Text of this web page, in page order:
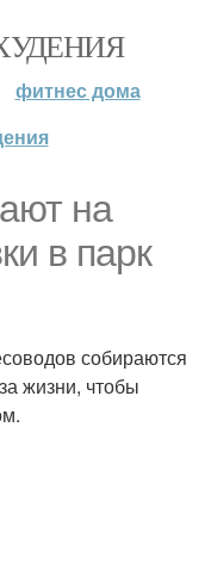
фитнес дома
на
в парк
собираются
жизни, чтобы